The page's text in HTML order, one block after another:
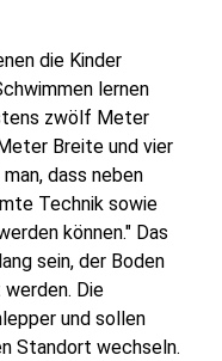
die Kinder
lernen
zwölf Meter
Breite und vier
dass neben
Technik sowie
können." Das
sein, der Boden
Die
und sollen
Standort wechseln.